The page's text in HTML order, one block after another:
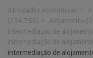
Atividades económicas
(134.756)
Alojamento
intermediação de
intermediação de
intermediação de